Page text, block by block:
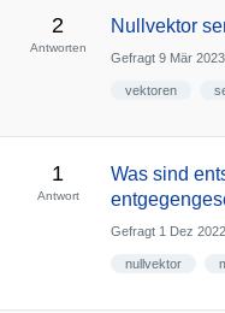
2
Antworten
Nullvektor
Gefragt 9 Mär 2023
vektoren
1
Antwort
Was sind
Gefragt 1 Dez 2022
nullvektor